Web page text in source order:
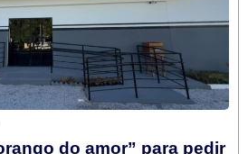
do amor” para pedir